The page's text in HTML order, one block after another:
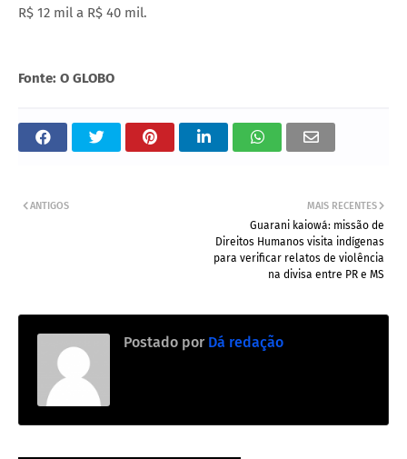
R$ 12 mil a R$ 40 mil.
Fonte: O GLOBO
MAIS RECENTES
Guarani kaiowá: missão de
Direitos Humanos visita indígenas
para verificar relatos de violência
na divisa entre PR e MS
ANTIGOS
Postado por Dá redação